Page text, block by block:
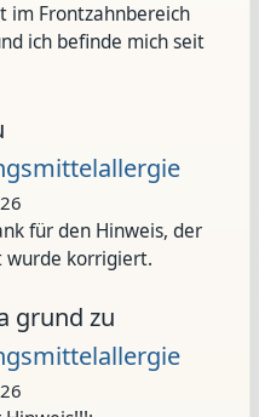
im Frontzahnbereich
ich befinde mich seit
für den Hinweis, der
wurde korrigiert.
grund zu